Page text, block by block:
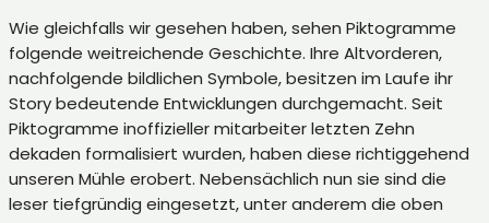
Wie gleichfalls wir gesehen haben, sehen Piktogramme
folgende weitreichende Geschichte. Ihre Altvorderen,
nachfolgende bildlichen Symbole, besitzen im Laufe ihr
Story bedeutende Entwicklungen durchgemacht. Seit
Piktogramme inoffizieller mitarbeiter letzten Zehn
dekaden formalisiert wurden, haben diese richtiggehend
unseren Mühle erobert. Nebensächlich nun sie sind die
leser tiefgründig eingesetzt, unter anderem die oben